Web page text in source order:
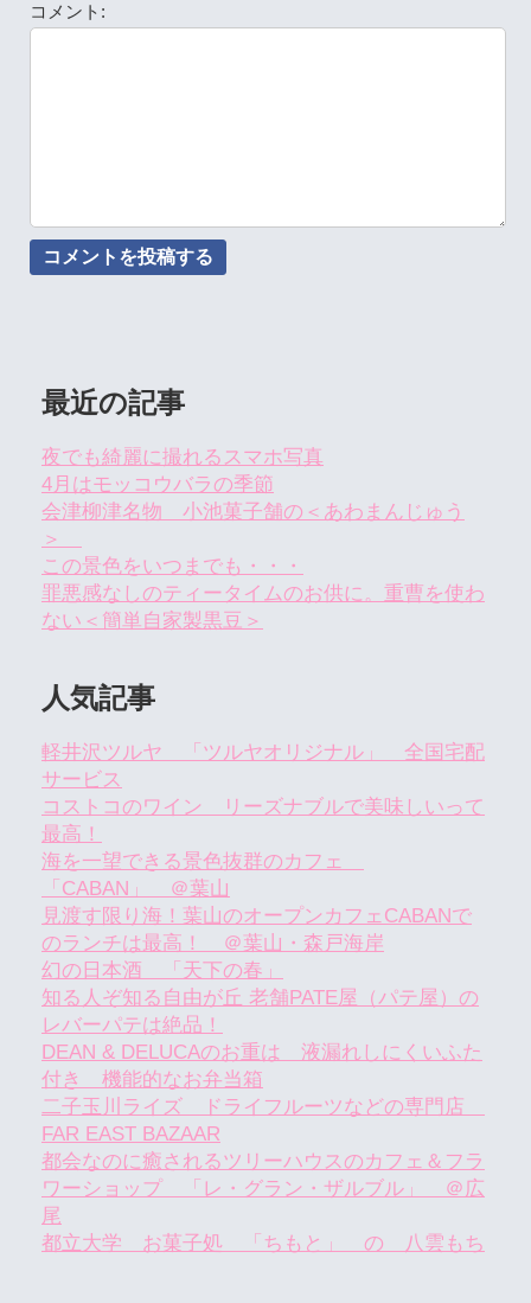
コメント:
最近の記事
夜でも綺麗に撮れるスマホ写真
4月はモッコウバラの季節
会津柳津名物 小池菓子舗の＜あわまんじゅう
＞
この景色をいつまでも・・・
罪悪感なしのティータイムのお供に。重曹を使わ
ない＜簡単自家製黒豆＞
人気記事
軽井沢ツルヤ 「ツルヤオリジナル」 全国宅配
サービス
コストコのワイン リーズナブルで美味しいって
最高！
海を一望できる景色抜群のカフェ
「CABAN」 ＠葉山
見渡す限り海！葉山のオープンカフェCABANで
のランチは最高！ ＠葉山・森戸海岸
幻の日本酒 「天下の春」
知る人ぞ知る自由が丘 老舗PATE屋（パテ屋）の
レバーパテは絶品！
DEAN & DELUCAのお重は 液漏れしにくいふた
付き 機能的なお弁当箱
二子玉川ライズ ドライフルーツなどの専門店
FAR EAST BAZAAR
都会なのに癒されるツリーハウスのカフェ＆フラ
ワーショップ 「レ・グラン・ザルブル」 ＠広
尾
都立大学 お菓子処 「ちもと」 の 八雲もち